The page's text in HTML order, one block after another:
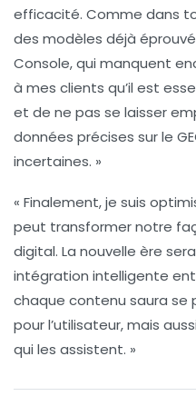
efficacité. Comme dans
des modèles déjà
Console, qui manquent
à mes clients qu’il est
et de ne pas se laisser
données précises sur le
incertaines. »
« Finalement, je suis
peut transformer notre
digital. La nouvelle ère
intégration intelligente
chaque contenu saura se
pour l’utilisateur, mais
qui les assistent. »